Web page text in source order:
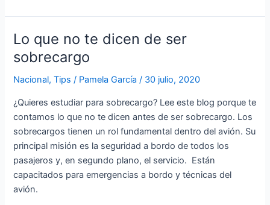
Lo que no te dicen de ser
sobrecargo
Nacional,Tips / Pamela García/ 30 julio, 2020
¿Quieres estudiar para sobrecargo? Lee este blog porque te
contamos lo que no te dicen antes de ser sobrecargo. Los
sobrecargos tienen un rol fundamental dentro del avión. Su
principal misión es la seguridad a bordo de todos los
pasajeros y, en segundo plano, el servicio. Están
capacitados para emergencias a bordo y técnicas del
avión.
Lo
no
te
de
ser
sobrecargo